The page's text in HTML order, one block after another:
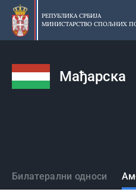
Прескочи
главни
део
РЕПУБЛИКА СРБИЈА
МИНИСТАРСТВО СПОЉНИХ
Мађарска
Државе
Билатерални односи